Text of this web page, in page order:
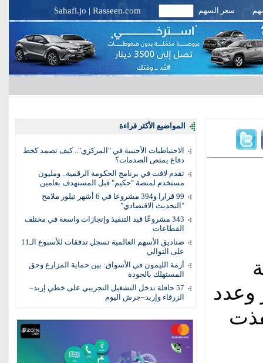
سعر السهم Sahafi.jo | Rasseen.com
المواضيع الأكثر قراءة
الاحتياطيات الأجنبية في "المركزي".. كيف تصمد كخط
دفاع يمتص الصدمات؟
تقدم لافت في برنامج الحكومة الرقمية.. ومليون
مستخدم لمنصة "حكيم" قبل المستهدف بعامين
99 قرارا و394 مشروعا في 6 أشهر تبلور ملامح
"التحديث الاقتصادي"
343 مشروعًا قيد التنفيذ وإنجازات واسعة في مختلف
القطاعات
صناديق الأسهم العالمية تسجل تدفقات للأسبوع الـ11
على التوالي
أزمة الليمون في الأسواق: بين حماية المزارع وحق
المستهلك بالجودة
57 حافلة تدخل التشغيل التجريبي على خطي إربد–
الزرقاء وإربد–جرش اليوم
دينار وعدد
نفذت